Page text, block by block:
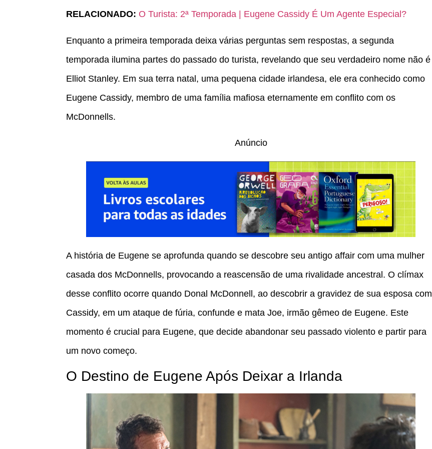
RELACIONADO: O Turista: 2ª Temporada | Eugene Cassidy É Um Agente Especial?
Enquanto a primeira temporada deixa várias perguntas sem respostas, a segunda
temporada ilumina partes do passado do turista, revelando que seu verdadeiro nome não é
Elliot Stanley. Em sua terra natal, uma pequena cidade irlandesa, ele era conhecido como
Eugene Cassidy, membro de uma família mafiosa eternamente em conflito com os
McDonnells.
Anúncio
A história de Eugene se aprofunda quando se descobre seu antigo affair com uma mulher
casada dos McDonnells, provocando a reascensão de uma rivalidade ancestral. O clímax
desse conflito ocorre quando Donal McDonnell, ao descobrir a gravidez de sua esposa com
Cassidy, em um ataque de fúria, confunde e mata Joe, irmão gêmeo de Eugene. Este
momento é crucial para Eugene, que decide abandonar seu passado violento e partir para
um novo começo.
O Destino de Eugene Após Deixar a Irlanda